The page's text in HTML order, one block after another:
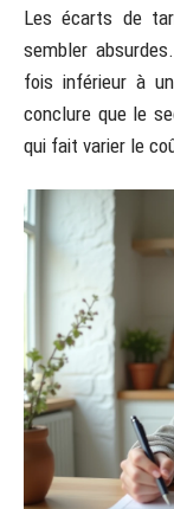
Les écarts de
sembler
fois inférieur à
conclure que le
qui fait varier le